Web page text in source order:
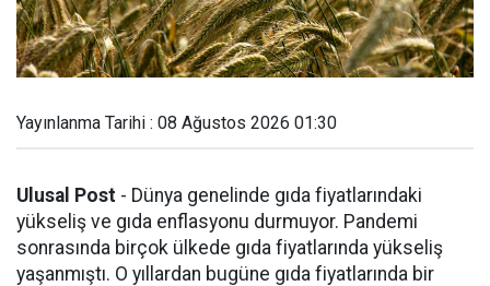
Yayınlanma Tarihi : 08 Ağustos 2026 01:30
Ulusal Post - Dünya genelinde gıda fiyatlarındaki
yükseliş ve gıda enflasyonu durmuyor. Pandemi
sonrasında birçok ülkede gıda fiyatlarında yükseliş
yaşanmıştı. O yıllardan bugüne gıda fiyatlarında bir